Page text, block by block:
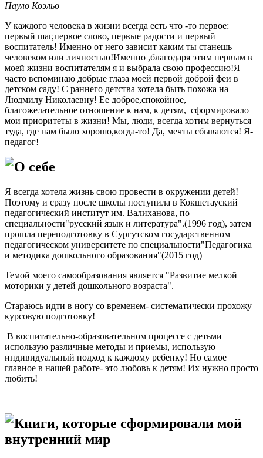
Пауло Коэльо
У каждого человека в жизни всегда есть что -то первое:
первый шаг,первое слово, первые радости и первый
воспитатель! Именно от него зависит каким ты станешь
человеком или личностью!Именно ,благодаря этим первым в
моей жизни воспитателям я и выбрала свою профессию!Я
часто вспоминаю добрые глаза моей первой доброй феи в
детском саду! С раннего детства хотела быть похожа на
Людмилу Николаевну! Ее доброе,спокойное,
благожелательное отношение к нам, к детям, сформировало
мои приоритеты в жизни! Мы, люди, всегда хотим вернуться
туда, где нам было хорошо,когда-то! Да, мечты сбываются! Я-
педагог!
О себе
Я всегда хотела жизнь свою провести в окружении детей!
Поэтому и сразу после школы поступила в Кокшетауский
педагогический институт им. Валиханова, по
специальности"русский язык и литература".(1996 год), затем
прошла переподготовку в Сургутском государственном
педагогическом университете по специальности"Педагогика
и методика дошкольного образования"(2015 год)
Темой моего самообразования является "Развитие мелкой
моторики у детей дошкольного возраста".
Стараюсь идти в ногу со временем- систематически прохожу
курсовую подготовку!
В воспитательно-образовательном процессе с детьми
использую различные методы и приемы, использую
индивидуальный подход к каждому ребенку! Но самое
главное в нашей работе- это любовь к детям! Их нужно просто
любить!
Книги, которые сформировали мой
внутренний мир